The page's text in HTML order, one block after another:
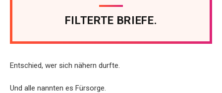
FILTERTE BRIEFE.
Entschied, wer sich nähern durfte.
Und alle nannten es Fürsorge.